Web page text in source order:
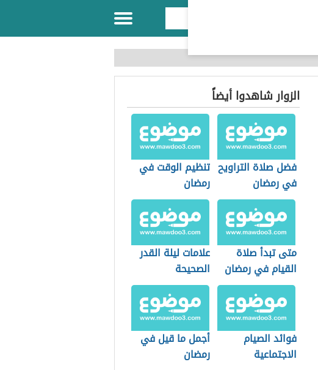
الزوار شاهدوا أيضاً
فضل صلاة التراويح
في رمضان
تنظيم الوقت في
رمضان
متى تبدأ صلاة
القيام في رمضان
علامات ليلة القدر
الصحيحة
فوائد الصيام
الاجتماعية
أجمل ما قيل في
رمضان